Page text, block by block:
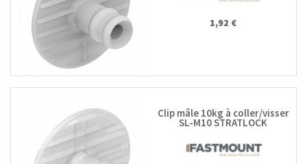
1,92 €
Clip mâle 10kg à coller/visser
SL-M10 STRATLOCK